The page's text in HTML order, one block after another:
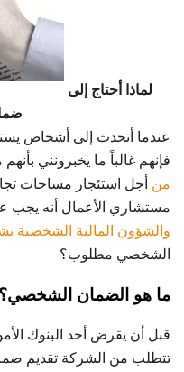
لماذا أحتاج إلى
عندما أتحدث إلى أشخاص
فإنهم غالباً ما يخبرونني
من أجل استئجار مساحات
مستشاري الأعمال أنه يجب
والشؤون المالية الشخصية
الشخصي مطلوب؟
ما هو الضمان الشخصي؟
قبل أن يقرض أحد البنوك
تتطلب من الشركة تقديم